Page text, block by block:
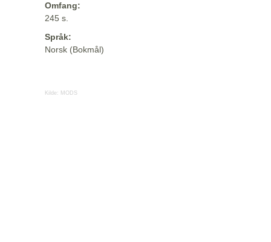
Omfang:
245 s.
Språk:
Norsk (Bokmål)
Kilde: MODS